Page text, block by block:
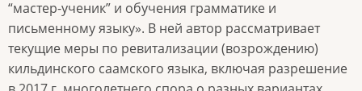
“мастер-ученик” и обучения грамматике и
письменному языку». В ней автор рассматривает
текущие меры по ревитализации (возрождению)
кильдинского саамского языка, включая разрешение